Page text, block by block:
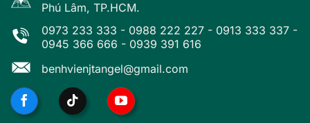
Phú Lâm, TP.HCM.
0973 233 333 - 0988 222 227 - 0913 333 337 -
0945 366 666 - 0939 391 616
benhvienjtangel@gmail.com